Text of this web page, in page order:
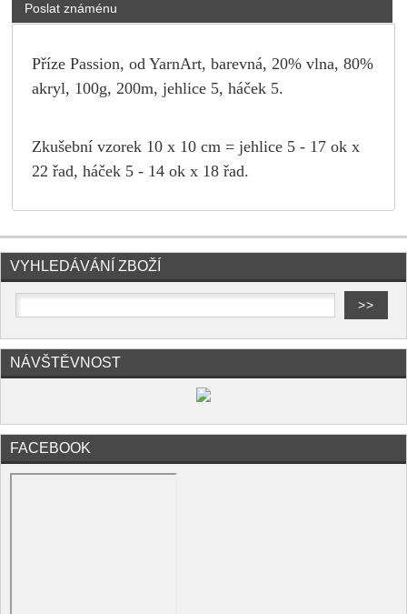
Poslat známénu
Příze Passion, od YarnArt, barevná, 20% vlna, 80%
akryl, 100g, 200m, jehlice 5, háček 5.
Zkušební vzorek 10 x 10 cm = jehlice 5 - 17 ok x
22 řad, háček 5 - 14 ok x 18 řad.
VYHLEDÁVÁNÍ ZBOŽÍ
NÁVŠTĚVNOST
FACEBOOK